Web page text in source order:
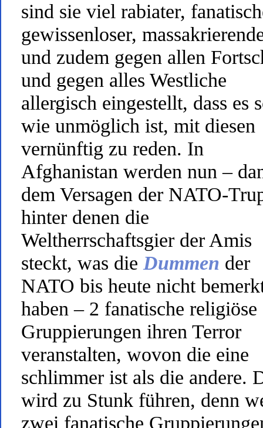
sind sie viel rabiater,
gewissenloser,
und zudem gegen allen
und gegen alles Westliche
allergisch eingestellt, dass es
wie unmöglich ist, mit diesen
vernünftig zu reden. In
Afghanistan werden nun –
dem Versagen der NATO-
hinter denen die
Weltherrschaftsgier der Amis
steckt, was die Dummen der
NATO bis heute nicht
haben – 2 fanatische religiöse
Gruppierungen ihren Terror
veranstalten, wovon die eine
schlimmer ist als die andere.
wird zu Stunk führen, denn
zwei fanatische